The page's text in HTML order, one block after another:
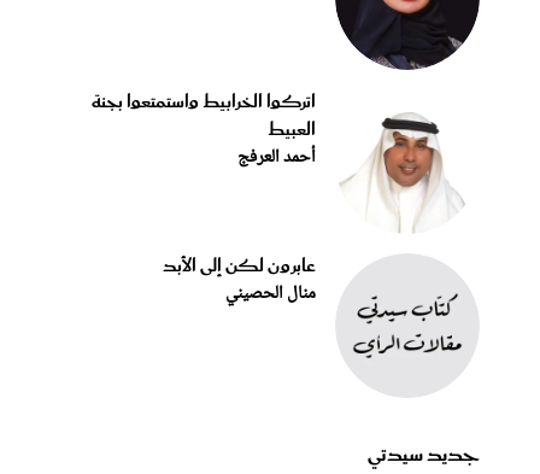
اتركوا الخرابيط واستمتعوا بجنة
العبيط
أحمد العرفج
عابرون لكن إلى الأبد
منال الحصيني
جديد سيدتي